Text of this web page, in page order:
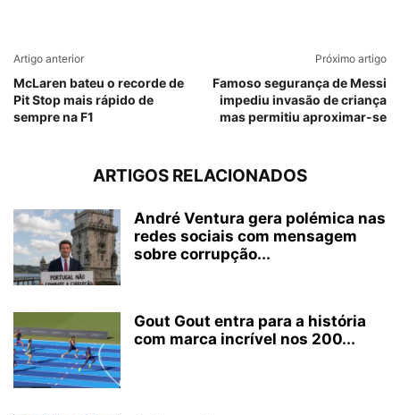
Artigo anterior
McLaren bateu o recorde de
Pit Stop mais rápido de
sempre na F1
Próximo artigo
Famoso segurança de Messi
impediu invasão de criança
mas permitiu aproximar-se
ARTIGOS RELACIONADOS
André Ventura gera polémica nas
redes sociais com mensagem
sobre corrupção...
Gout Gout entra para a história
com marca incrível nos 200...